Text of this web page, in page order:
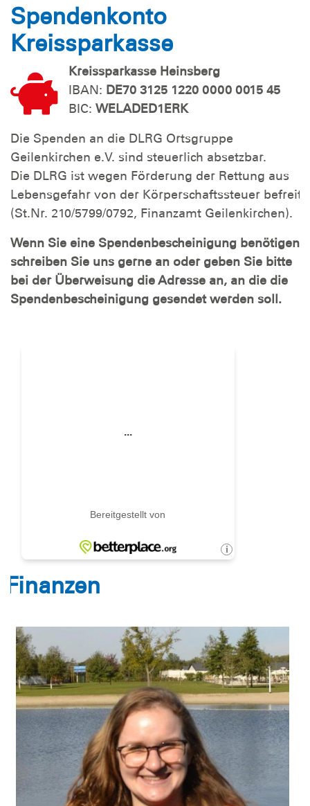
Spendenkonto
Kreissparkasse
Kreissparkasse Heinsberg
IBAN: DE70 3125 1220 0000 0015 45
BIC: WELADED1ERK
Die Spenden an die DLRG Ortsgruppe
Geilenkirchen e.V. sind steuerlich absetzbar.
Die DLRG ist wegen Förderung der Rettung aus
Lebensgefahr von der Körperschaftssteuer befreit
(St.Nr. 210/5799/0792, Finanzamt Geilenkirchen).
Wenn Sie eine Spendenbescheinigung benötigen,
schreiben Sie uns gerne an oder geben Sie bitte
bei der Überweisung die Adresse an, an die die
Spendenbescheinigung gesendet werden soll.
Finanzen